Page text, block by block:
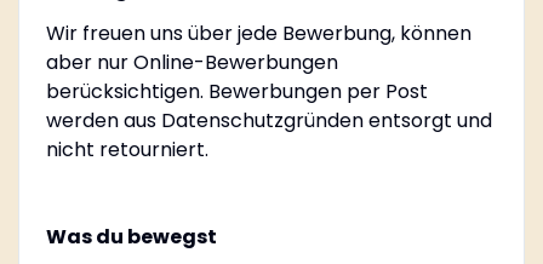
Wir freuen uns über jede Bewerbung, können
aber nur Online-Bewerbungen
berücksichtigen. Bewerbungen per Post
werden aus Datenschutzgründen entsorgt und
nicht retourniert.
Was du bewegst